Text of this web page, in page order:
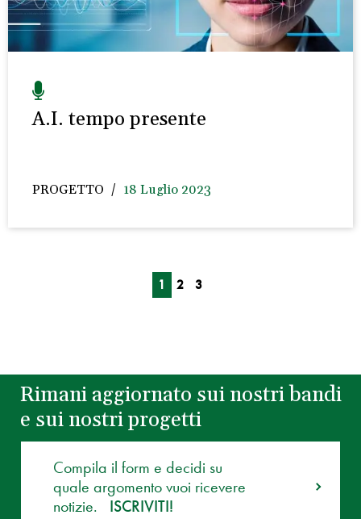
A.I. tempo presente
PROGETTO 18 Luglio 2023
1 2 3
Rimani aggiornato sui nostri bandi
e sui nostri progetti
Compila il form e decidi su
quale argomento vuoi ricevere
notizie.
ISCRIVITI!